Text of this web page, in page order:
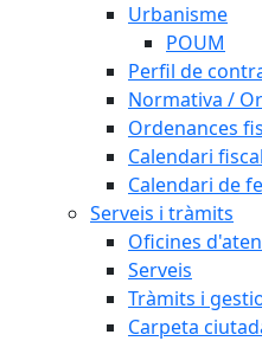
Urbanisme
POUM
Perfil de
Normativa /
Ordenances
Calendari fiscal
Calendari de
Serveis i tràmits
Oficines
Serveis
Tràmits i
Carpeta